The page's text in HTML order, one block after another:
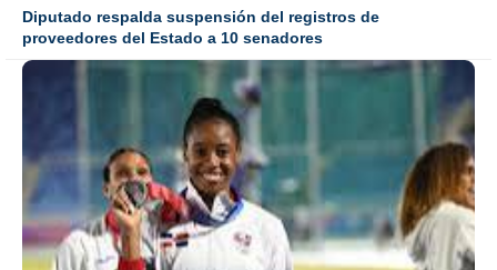
Diputado respalda suspensión del registros de
proveedores del Estado a 10 senadores